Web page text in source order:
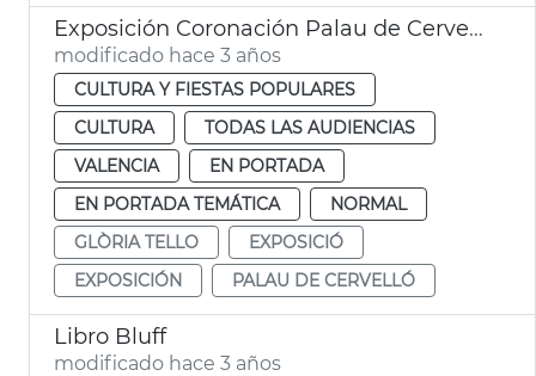
Exposición Coronación Palau de Cervelló
modificado hace 3 años
CULTURA Y FIESTAS POPULARES
CULTURA
TODAS LAS AUDIENCIAS
VALENCIA
EN PORTADA
EN PORTADA TEMÁTICA
NORMAL
GLÒRIA TELLO
EXPOSICIÓ
EXPOSICIÓN
PALAU DE CERVELLÓ
Libro Bluff
modificado hace 3 años